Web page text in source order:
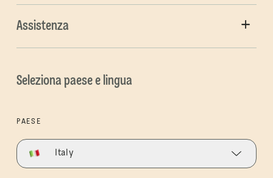
Assistenza
Seleziona paese e lingua
PAESE
Italy